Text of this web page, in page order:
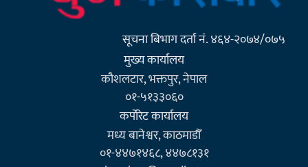
सूचना बिभाग दर्ता नं. ४६४-२०७४/०७५
मुख्य कार्यालय
कौशलटार, भक्तपुर, नेपाल
०१-५१३३०६०
कर्पाेरेट कार्यालय
मध्य बानेश्वर, काठमाडौँ
०१-४४७१४६८, ४४७८१३१